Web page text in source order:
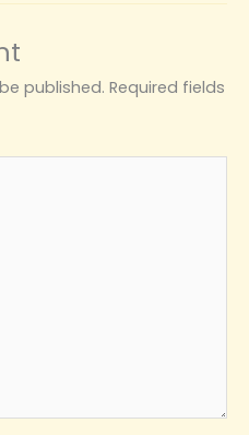
published. Required fields